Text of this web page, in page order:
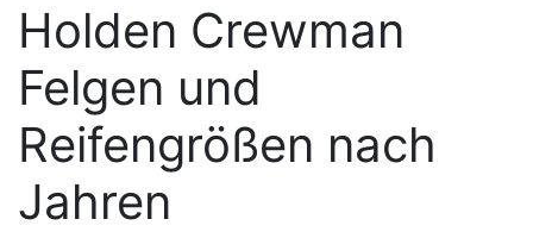
Holden Crewman
Felgen und
Reifengrößen nach
Jahren